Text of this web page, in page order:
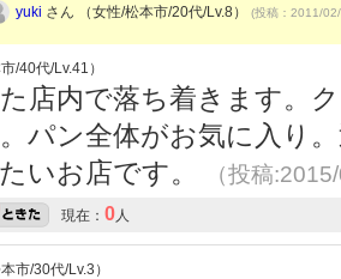
yuki さん （女性/松本市/20代/Lv.8） (投稿：2011/
/40代/Lv.41）
店内で落ち着きます。
パン全体がお気に入り
いお店です。
（投稿
現在： 0人
市/30代/Lv.3）